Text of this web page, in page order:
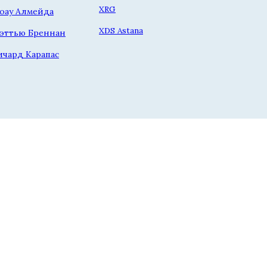
Алмейда
Бреннан
Карапас
XRG
XDS Astana